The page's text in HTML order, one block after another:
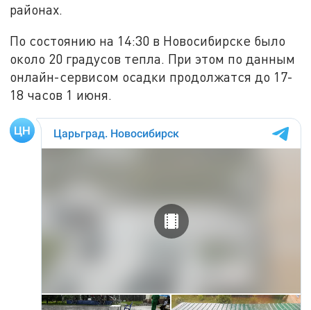
районах.
По состоянию на 14:30 в Новосибирске было
около 20 градусов тепла. При этом по данным
онлайн-сервисом осадки продолжатся до 17-
18 часов 1 июня.